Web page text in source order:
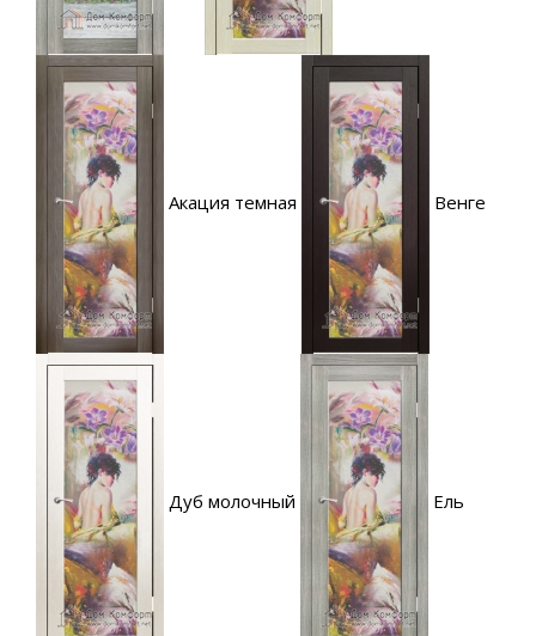
Акация темная Венге
Дуб молочный Ель